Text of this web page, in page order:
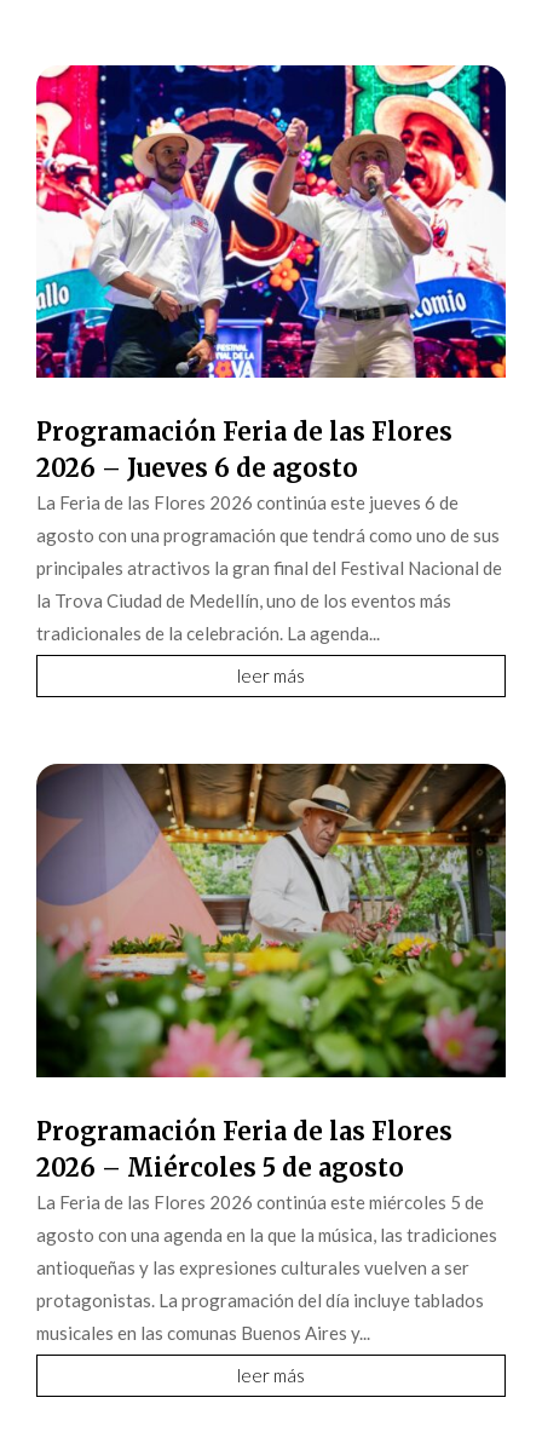
Programación Feria de las Flores
2026 – Jueves 6 de agosto
La Feria de las Flores 2026 continúa este jueves 6 de
agosto con una programación que tendrá como uno de sus
principales atractivos la gran final del Festival Nacional de
la Trova Ciudad de Medellín, uno de los eventos más
tradicionales de la celebración. La agenda...
leer más
Programación Feria de las Flores
2026 – Miércoles 5 de agosto
La Feria de las Flores 2026 continúa este miércoles 5 de
agosto con una agenda en la que la música, las tradiciones
antioqueñas y las expresiones culturales vuelven a ser
protagonistas. La programación del día incluye tablados
musicales en las comunas Buenos Aires y...
leer más